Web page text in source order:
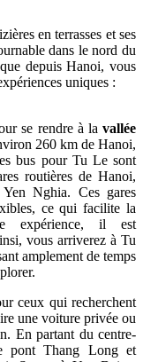
en terrasses et ses
dans le nord du
depuis Hanoi, vous
uniques :